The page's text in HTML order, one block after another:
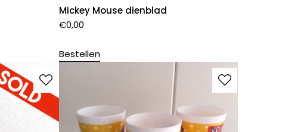
Mickey Mouse dienblad
€0,00
Bestellen